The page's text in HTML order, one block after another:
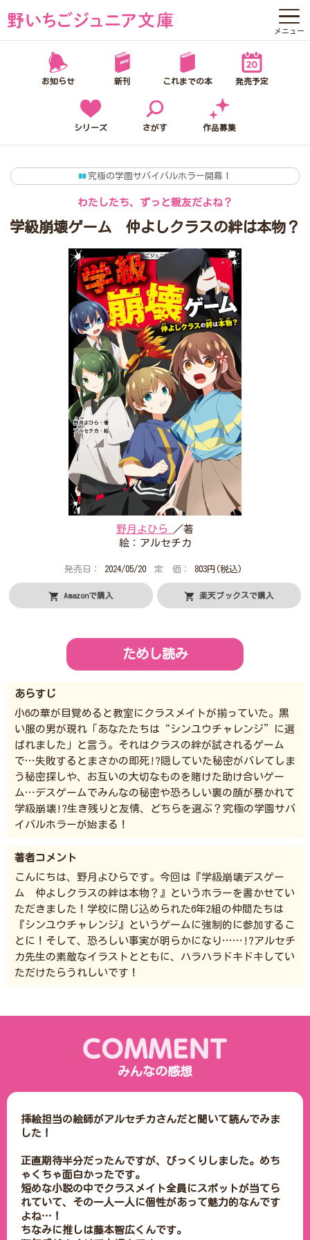
メニュー
野いちごジュニア文庫って？
シリーズ
プレゼントコーナー
公式Twitterアカウント
公式LINEアカウント
作品投稿ガイドライン
作品掲載ポリシー 掲示板投稿規約
プライバシーポリシー 著作権について
企業情報
お知らせ 新刊 これまでの本 発売予定
シリーズ さがす 作品募集
究極の学園サバイバルホラー開幕！
わたしたち、ずっと親友だよね？
学級崩壊ゲーム 仲よしクラスの絆は本物？
野月よひら
／著
絵：アルセチカ
発売日： 2024/05/20 定 価： 803円(税込)
Amazonで購入 楽天ブックスで購入
ためし読み
あらすじ
小6の華が目覚めると教室にクラスメイトが揃っていた。黒
い服の男が現れ「あなたたちは“シンユウチャレンジ”に選
ばれました」と言う。それはクラスの絆が試されるゲーム
で…失敗するとまさかの即死!?隠していた秘密がバレてしま
う秘密探しや、お互いの大切なものを賭けた助け合いゲー
ム…デスゲームでみんなの秘密や恐ろしい裏の顔が暴かれて
学級崩壊!?生き残りと友情、どちらを選ぶ？究極の学園サバ
イバルホラーが始まる！
著者コメント
こんにちは、野月よひらです。今回は『学級崩壊デスゲー
ム 仲よしクラスの絆は本物？』というホラーを書かせてい
ただきました！学校に閉じ込められた6年2組の仲間たちは
『シンユウチャレンジ』というゲームに強制的に参加するこ
とに！そして、恐ろしい事実が明らかになり……!?アルセチ
カ先生の素敵なイラストとともに、ハラハラドキドキしてい
ただけたらうれしいです！
みんなの感想
挿絵担当の絵師がアルセチカさんだと聞いて読んでみま
した！
正直期待半分だったんですが、びっくりしました。めち
ゃくちゃ面白かったです。
短めな小説の中でクラスメイト全員にスポットが当てら
れていて、その一人一人に個性があって魅力的なんです
よね…！
ちなみに推しは藤本智広くんです。